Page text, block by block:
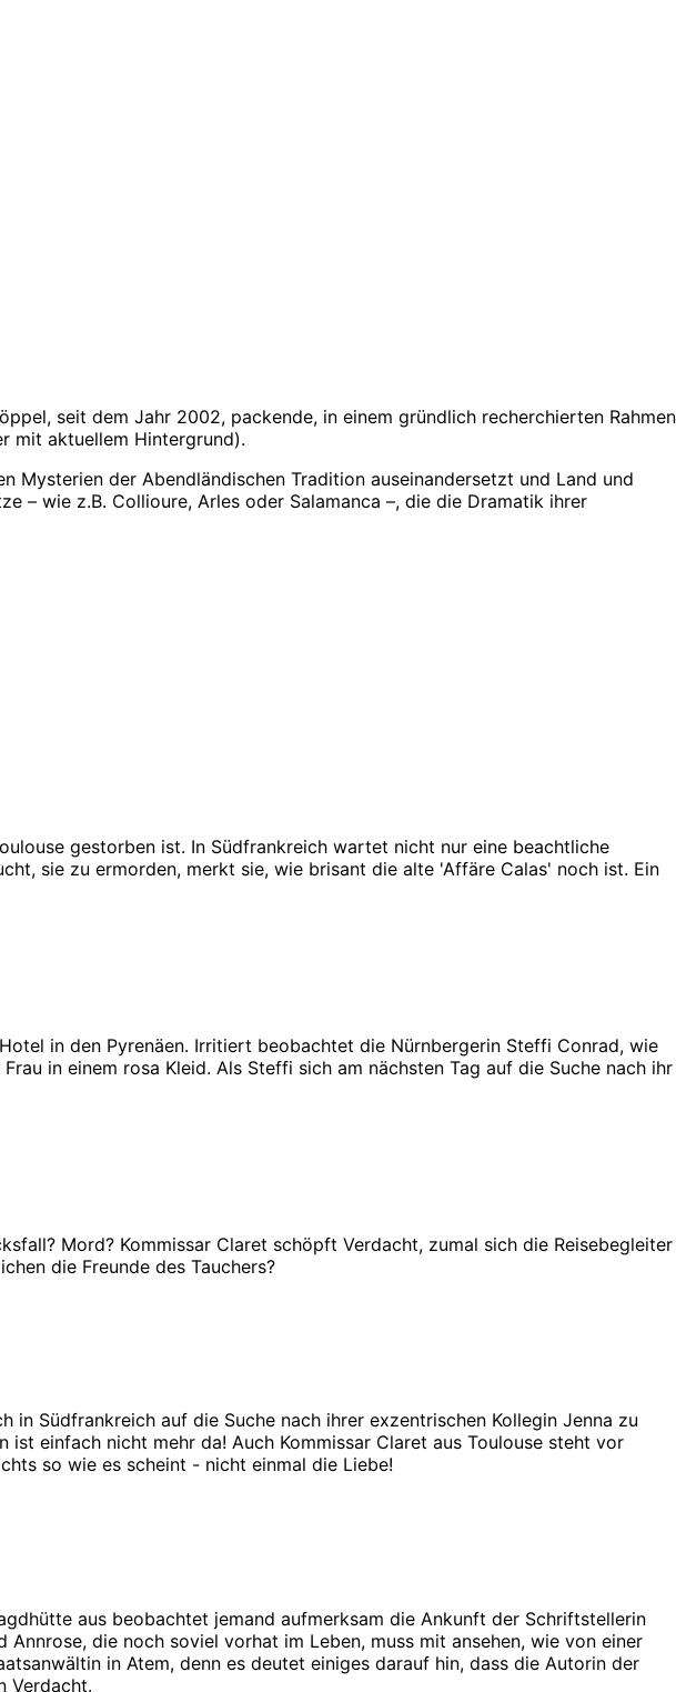
seit dem Jahr 2002, packende, in einem gründlich recherchierten Rahmen
mit aktuellem Hintergrund).
Mysterien der Abendländischen Tradition auseinandersetzt und Land und
– wie z.B. Collioure, Arles oder Salamanca –, die die Dramatik ihrer
gestorben ist. In Südfrankreich wartet nicht nur eine beachtliche
sie zu ermorden, merkt sie, wie brisant die alte 'Affäre Calas' noch ist. Ein
in den Pyrenäen. Irritiert beobachtet die Nürnbergerin Steffi Conrad, wie
in einem rosa Kleid. Als Steffi sich am nächsten Tag auf die Suche nach ihr
Mord? Kommissar Claret schöpft Verdacht, zumal sich die Reisebegleiter
die Freunde des Tauchers?
Südfrankreich auf die Suche nach ihrer exzentrischen Kollegin Jenna zu
einfach nicht mehr da! Auch Kommissar Claret aus Toulouse steht vor
so wie es scheint - nicht einmal die Liebe!
aus beobachtet jemand aufmerksam die Ankunft der Schriftstellerin
die noch soviel vorhat im Leben, muss mit ansehen, wie von einer
in Atem, denn es deutet einiges darauf hin, dass die Autorin der
Verdacht.